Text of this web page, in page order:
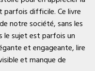
parfois difficile. Ce livre
notre société, sans les
le sujet est parfois un
et engageante, lire
et manque de